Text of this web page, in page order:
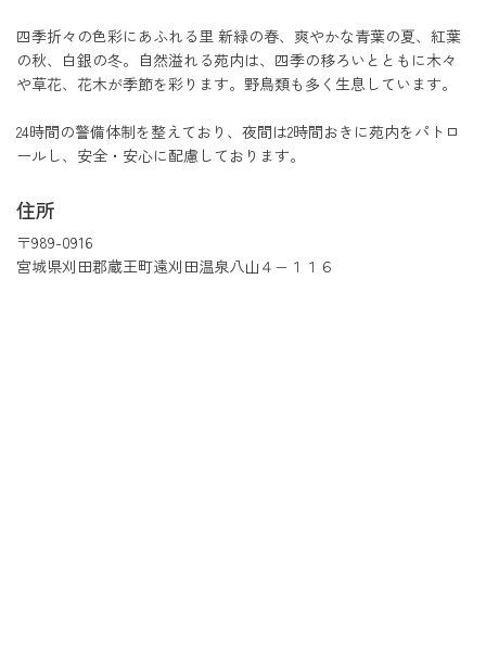
四季折々の色彩にあふれる里 新緑の春、爽やかな青葉の夏、紅葉
の秋、白銀の冬。自然溢れる苑内は、四季の移ろいとともに木々
や草花、花木が季節を彩ります。野鳥類も多く生息しています。
24時間の警備体制を整えており、夜間は2時間おきに苑内をパトロ
ールし、安全・安心に配慮しております。
住所
〒989-0916
宮城県刈田郡蔵王町遠刈田温泉八山４−１１６